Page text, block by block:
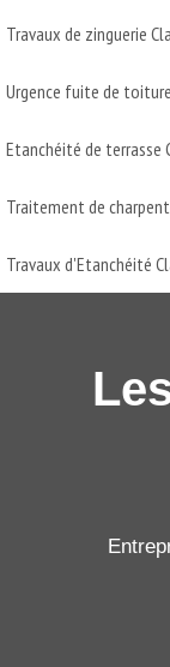
Travaux de zinguerie
Urgence fuite de
Etanchéité de terrasse
Traitement de
Travaux d'Etanchéité